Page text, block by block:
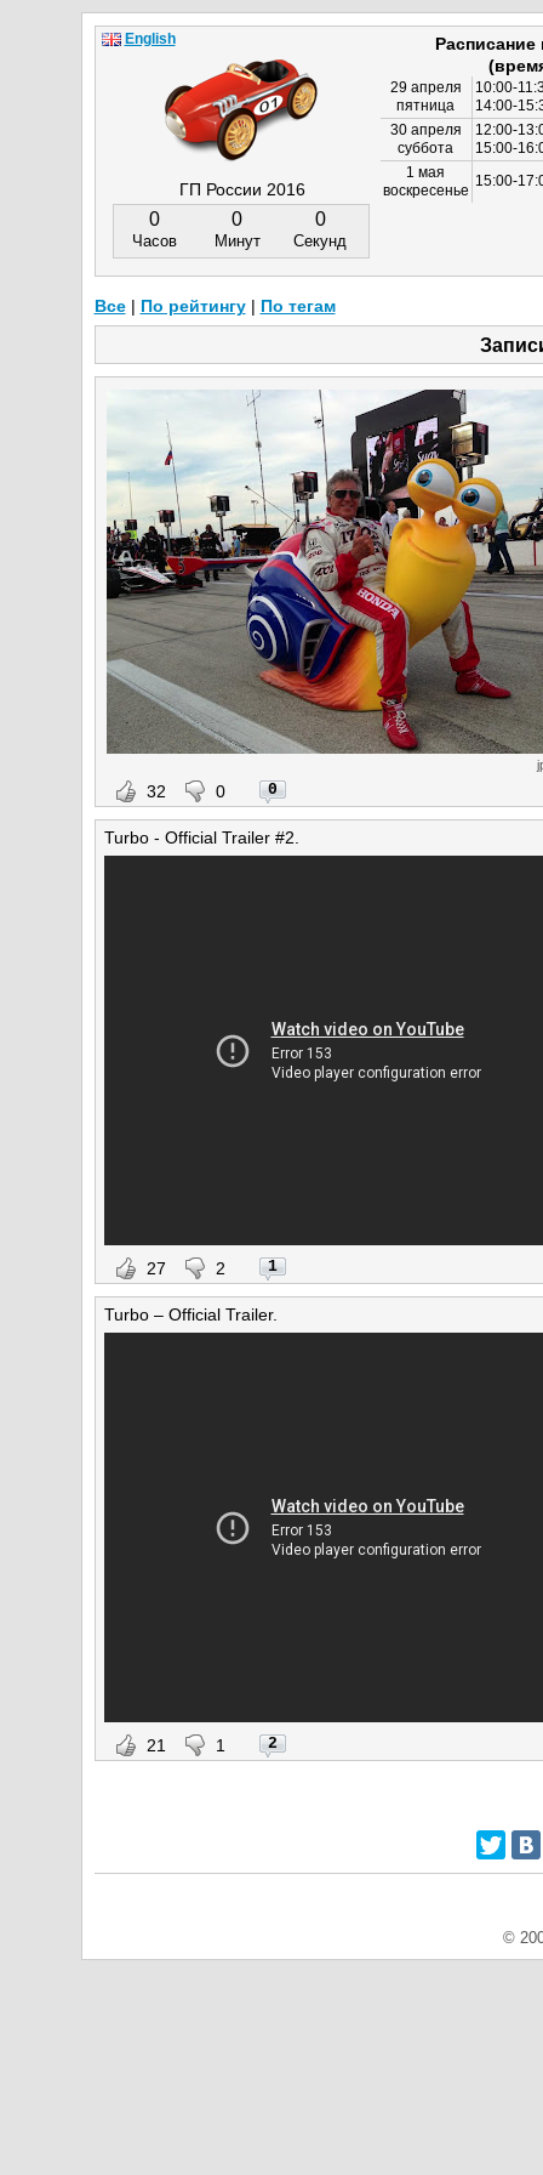
32 0 0
Turbo - Official Trailer #2.
27 2 1
Turbo – Official Trailer.
21 1 2
ГП России 2016
0
Часов
0
Минут
0
Секунд
29 апреля
пятница
10:00-
14:00-
30 апреля
суббота
12:00-
15:00-
1 мая
воскресенье
15:00-
English
Все| По рейтингу| По тегам
©